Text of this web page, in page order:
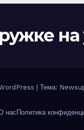
Тема:
насПолитика